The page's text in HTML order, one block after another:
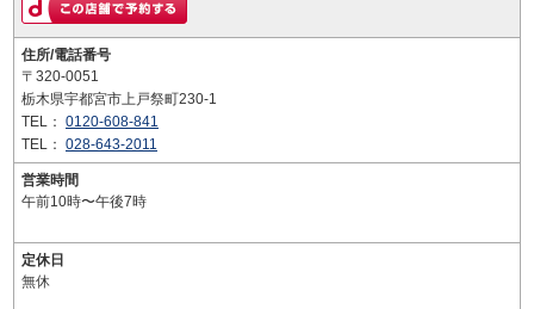
住所/電話番号
〒320-0051
栃木県宇都宮市上戸祭町230-1
TEL： 0120-608-841
TEL： 028-643-2011
営業時間
午前10時〜午後7時
定休日
無休